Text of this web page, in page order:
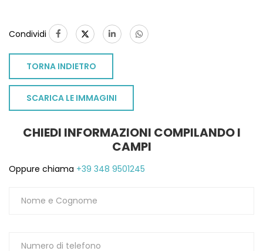
Condividi
TORNA INDIETRO
SCARICA LE IMMAGINI
CHIEDI INFORMAZIONI COMPILANDO I
CAMPI
Oppure chiama +39 348 9501245